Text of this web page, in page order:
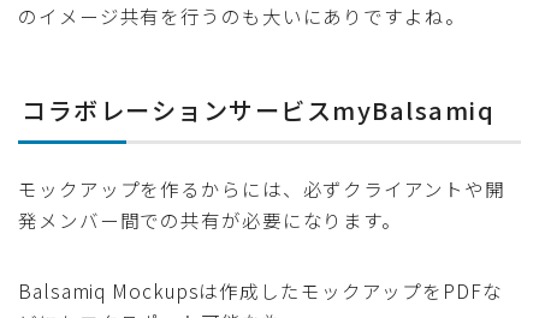
のイメージ共有を行うのも大いにありですよね。
コラボレーションサービスmyBalsamiq
モックアップを作るからには、必ずクライアントや開
発メンバー間での共有が必要になります。
Balsamiq Mockupsは作成したモックアップをPDFな